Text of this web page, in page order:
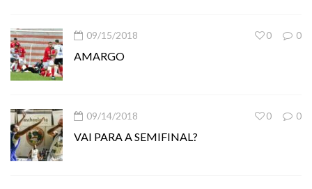
09/15/2018 0
0
AMARGO
09/14/2018 0
0
VAI PARA A SEMIFINAL?